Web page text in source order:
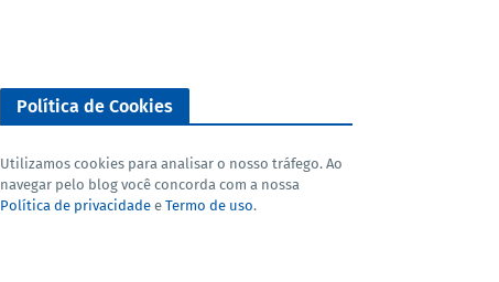
Política de Cookies
Utilizamos cookies para analisar o nosso tráfego. Ao
navegar pelo blog você concorda com a nossa
Política de privacidade e Termo de uso.